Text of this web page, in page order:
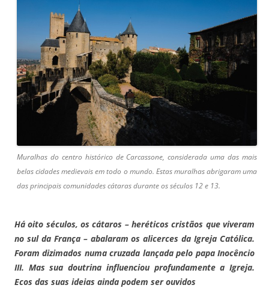
Muralhas do centro histórico de Carcassone, considerada uma das mais
belas cidades medievais em todo o mundo. Estas muralhas abrigaram uma
das principais comunidades cátaras durante os séculos 12 e 13.
Há oito séculos, os cátaros – heréticos cristãos que viveram
no sul da França – abalaram os alicerces da Igreja Católica.
Foram dizimados numa cruzada lançada pelo papa Inocêncio
III. Mas sua doutrina influenciou profundamente a Igreja.
Ecos das suas ideias ainda podem ser ouvidos